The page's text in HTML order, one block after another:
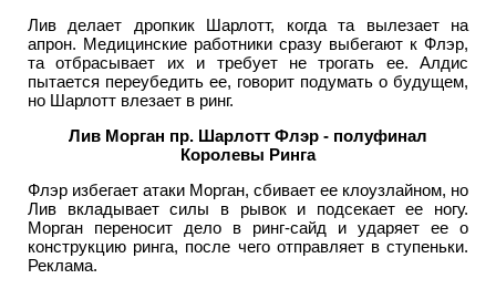
Лив делает дропкик Шарлотт, когда та вылезает на
апрон. Медицинские работники сразу выбегают к Флэр,
та отбрасывает их и требует не трогать ее. Алдис
пытается переубедить ее, говорит подумать о будущем,
но Шарлотт влезает в ринг.
Лив Морган пр. Шарлотт Флэр - полуфинал
Королевы Ринга
Флэр избегает атаки Морган, сбивает ее клоузлайном, но
Лив вкладывает силы в рывок и подсекает ее ногу.
Морган переносит дело в ринг-сайд и ударяет ее о
конструкцию ринга, после чего отправляет в ступеньки.
Реклама.